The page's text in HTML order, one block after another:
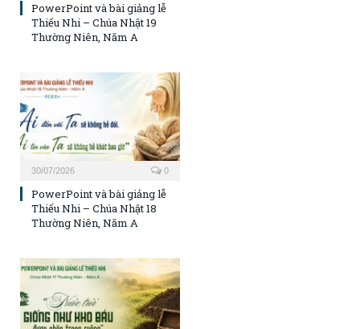
PowerPoint và bài giảng lễ
Thiếu Nhi – Chúa Nhật 19
Thường Niên, Năm A
30/07/2026 0
PowerPoint và bài giảng lễ
Thiếu Nhi – Chúa Nhật 18
Thường Niên, Năm A